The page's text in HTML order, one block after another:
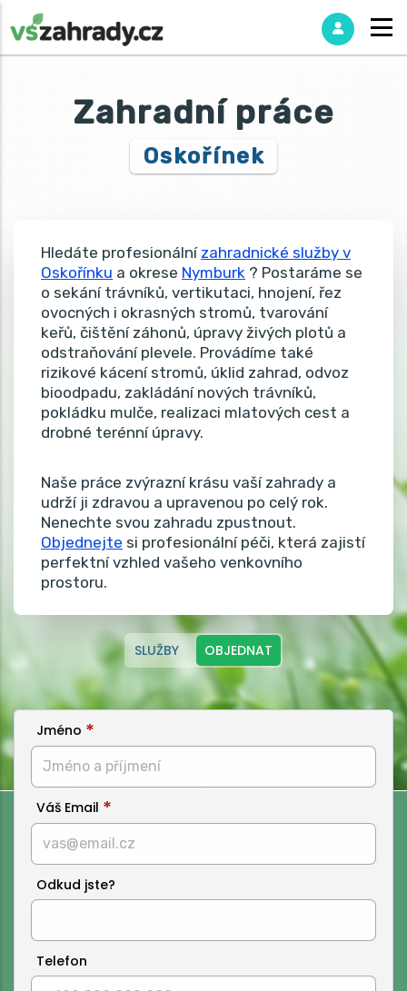
Zahradní práce
Oskořínek
Hledáte profesionální zahradnické služby v
Oskořínku a okrese Nymburk ? Postaráme se
o sekání trávníků, vertikutaci, hnojení, řez
ovocných i okrasných stromů, tvarování
keřů, čištění záhonů, úpravy živých plotů a
odstraňování plevele. Provádíme také
rizikové kácení stromů, úklid zahrad, odvoz
bioodpadu, zakládání nových trávníků,
pokládku mulče, realizaci mlatových cest a
drobné terénní úpravy.
Naše práce zvýrazní krásu vaší zahrady a
udrží ji zdravou a upravenou po celý rok.
Nenechte svou zahradu zpustnout.
Objednejte si profesionální péči, která zajistí
perfektní vzhled vašeho venkovního
prostoru.
SLUŽBY OBJEDNAT
Jméno
Váš Email
Odkud jste?
Telefon